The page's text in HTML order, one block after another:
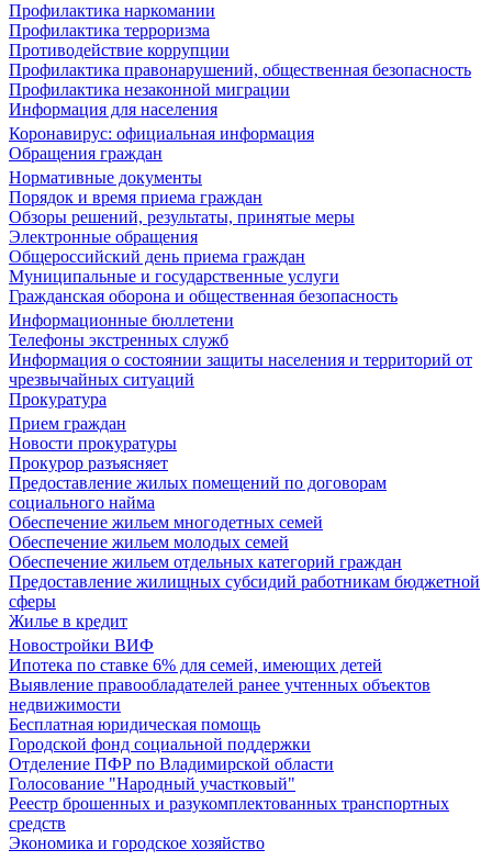
Профилактика наркомании
Профилактика терроризма
Противодействие коррупции
Профилактика правонарушений, общественная безопасность
Профилактика незаконной миграции
Информация для населения
Коронавирус: официальная информация
Обращения граждан
Нормативные документы
Порядок и время приема граждан
Обзоры решений, результаты, принятые меры
Электронные обращения
Общероссийский день приема граждан
Муниципальные и государственные услуги
Гражданская оборона и общественная безопасность
Информационные бюллетени
Телефоны экстренных служб
Информация о состоянии защиты населения и территорий от
чрезвычайных ситуаций
Прокуратура
Прием граждан
Новости прокуратуры
Прокурор разъясняет
Предоставление жилых помещений по договорам
социального найма
Обеспечение жильем многодетных семей
Обеспечение жильем молодых семей
Обеспечение жильем отдельных категорий граждан
Предоставление жилищных субсидий работникам бюджетной
сферы
Жилье в кредит
Новостройки ВИФ
Ипотека по ставке 6% для семей, имеющих детей
Выявление правообладателей ранее учтенных объектов
недвижимости
Бесплатная юридическая помощь
Городской фонд социальной поддержки
Отделение ПФР по Владимирской области
Голосование "Народный участковый"
Реестр брошенных и разукомплектованных транспортных
средств
Экономика и городское хозяйство